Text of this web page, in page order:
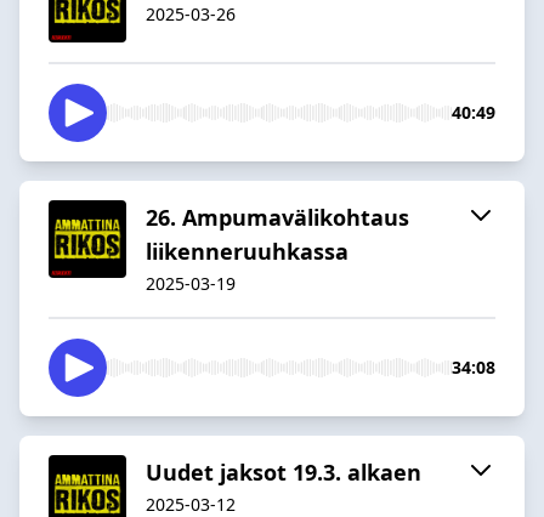
2025-03-26
40:49
26. Ampumavälikohtaus
liikenneruuhkassa
2025-03-19
34:08
Uudet jaksot 19.3. alkaen
2025-03-12